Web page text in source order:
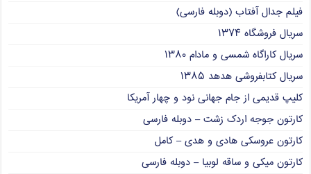
فیلم جدال آفتاب (دوبله فارسی)
سریال فروشگاه ۱۳۷۴
سریال کاراگاه شمسی و مادام ۱۳۸۰
سریال کتابفروشی هدهد ۱۳۸۵
کلیپ قدیمی از جام جهانی نود و چهار آمریکا
کارتون جوجه اردک زشت – دوبله فارسی
کارتون عروسکی هادی و هدی – کامل
کارتون میکی و ساقه لوبیا – دوبله فارسی